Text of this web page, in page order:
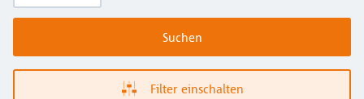
Suchen
Filter einschalten